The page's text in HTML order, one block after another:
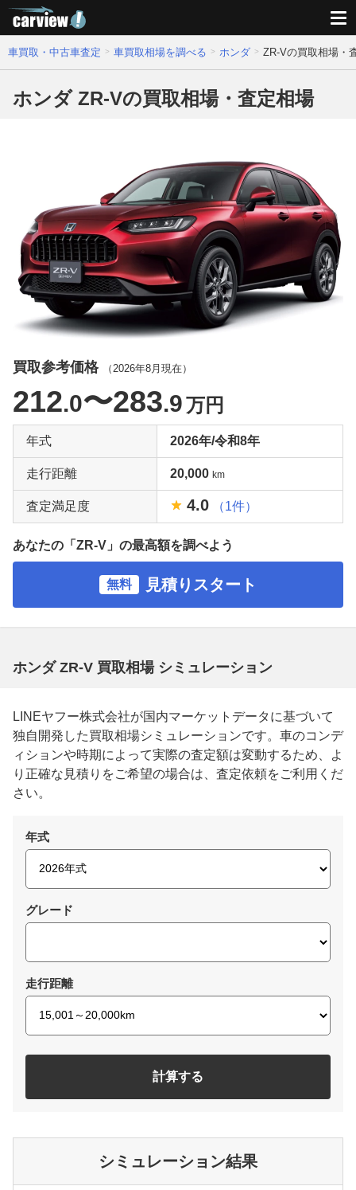
車買取・中古車査定 車買取相場を調べる ホンダ ZR-Vの買取相場・
ホンダ ZR-Vの買取相場・査定相場
買取参考価格 （ 2026年8月 現在）
212.0〜283.9万円
年式 2026年/令和8年
走行距離 20,000 km
査定満足度 4.0 （1件）
あなたの「ZR-V」の最高額を調べよう
無料 見積りスタート
ホンダ ZR-V 買取相場 シミュレーション
LINEヤフー株式会社が国内マーケットデータに基づいて
独自開発した買取相場シミュレーションです。車のコンデ
ィションや時期によって実際の査定額は変動するため、よ
り正確な見積りをご希望の場合は、査定依頼をご利用くだ
さい。
年式
グレード
走行距離
計算する
シミュレーション結果